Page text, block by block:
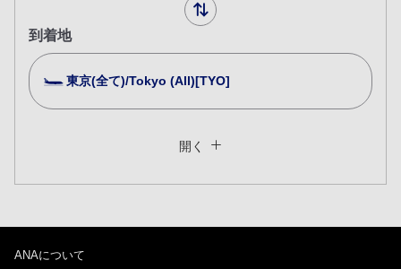
到着地
東京(全て)/Tokyo (All)[TYO]
運賃タイプ指定なし
往路出発日および時間帯
開く
ANAについて